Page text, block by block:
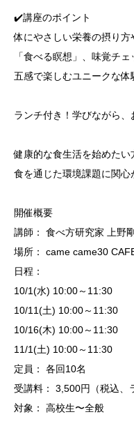
​✔️講座のポイント
体にやさしい栄養の摂り方
「食べる瞑想」、味覚チェ
五感で楽しむユニークな体
ランチ付き！学びながら、
健康的な食生活を始めたい
食を通じた環境課題に関心
​開催概要
​講師： 食べ方研究家 上野剛
場所： came came30
​日程：
​10/1(水) 10:00～11:30
​10/11(土) 10:00～11:30
​10/16(木) 10:00～11:30
​11/1(土) 10:00～11:30
​定員： 各回10名
受講料： 3,500円（税込、
​対象： 高校生〜全般